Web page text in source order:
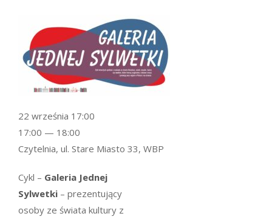
Cykl – Galeria Jednej
Sylwetki – prezentujący
osoby ze świata kultury z
22 września 17:00
17:00 — 18:00
Czytelnia, ul. Stare Miasto 33, WBP